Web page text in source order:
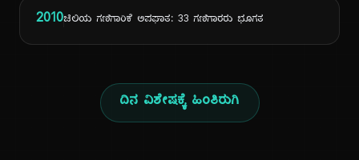
2010ಚಿಲಿಯ ಗಣಿಗಾರಿಕೆ ಅಪಘಾತ: 33 ಗಣಿಗಾರರು ಭೂಗತ
ದಿನ ವಿಶೇಷಕ್ಕೆ ಹಿಂತಿರುಗಿ